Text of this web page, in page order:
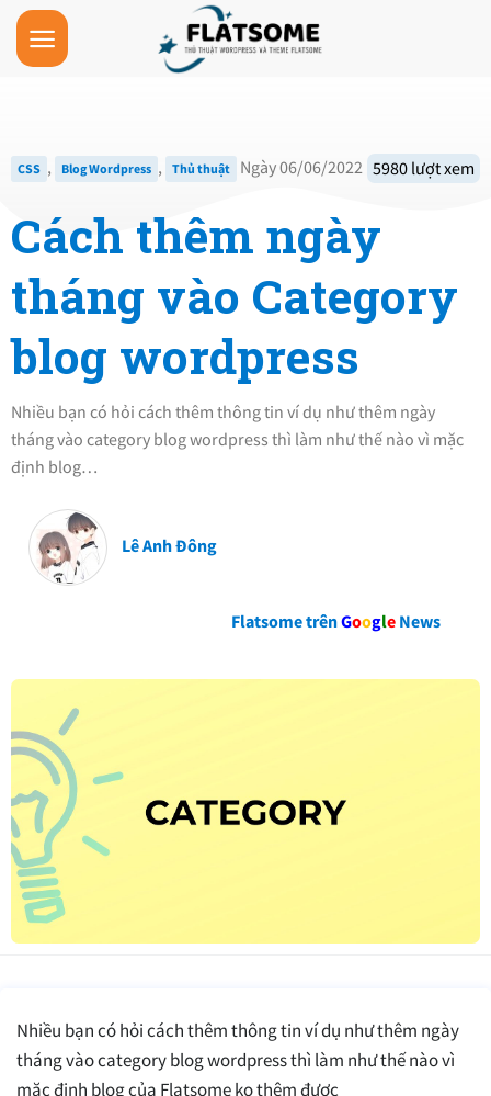
Skip
content
CSS , Blog Wordpress , Thủ thuật Ngày 06/06/2022 5980 lượt xem
Cách thêm ngày
tháng vào Category
blog wordpress
Nhiều bạn có hỏi cách thêm thông tin ví dụ như thêm ngày
tháng vào category blog wordpress thì làm như thế nào vì mặc
định blog…
Lê Anh Đông
Flatsome trênGoogle News
Nhiều bạn có hỏi cách thêm thông tin ví dụ như thêm ngày
tháng vào category blog wordpress thì làm như thế nào vì
mặc định blog của Flatsome ko thêm được